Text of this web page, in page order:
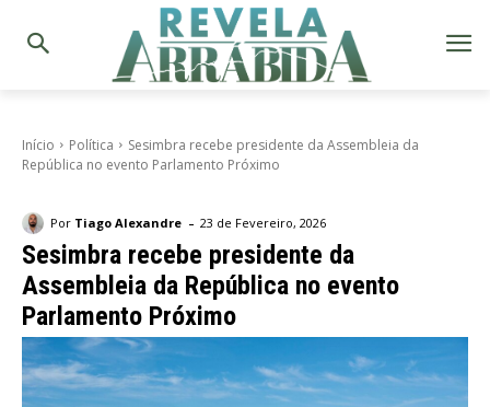
Início Política
Sesimbra recebe presidente da Assembleia da
República no evento Parlamento Próximo
Por Tiago Alexandre - 23 de Fevereiro, 2026
Sesimbra recebe presidente da
Assembleia da República no evento
Parlamento Próximo